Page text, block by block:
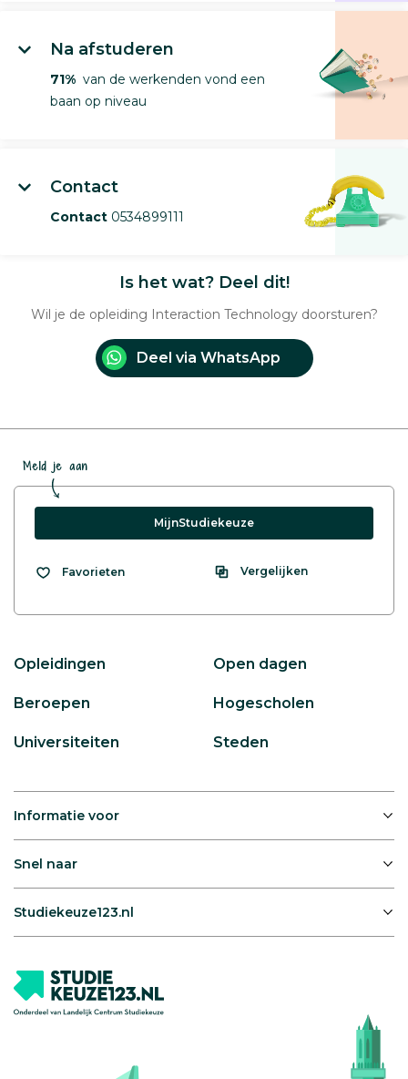
Na afstuderen
71% van de werkenden vond een
baan op niveau
Contact
Contact 0534899111
Is het wat? Deel dit!
Wil je de opleiding Interaction Technology doorsturen?
Deel via WhatsApp
Meld je aan
MijnStudiekeuze
Favorieten Vergelijken
Opleidingen Open dagen
Beroepen Hogescholen
Universiteiten Steden
Informatie voor
Snel naar
Studiekeuze123.nl